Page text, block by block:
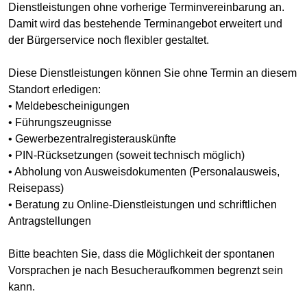
Dienstleistungen ohne vorherige Terminvereinbarung an.
Damit wird das bestehende Terminangebot erweitert und
der Bürgerservice noch flexibler gestaltet.
Diese Dienstleistungen können Sie ohne Termin an diesem
Standort erledigen:
• Meldebescheinigungen
• Führungszeugnisse
• Gewerbezentralregisterauskünfte
• PIN-Rücksetzungen (soweit technisch möglich)
• Abholung von Ausweisdokumenten (Personalausweis,
Reisepass)
• Beratung zu Online-Dienstleistungen und schriftlichen
Antragstellungen
Bitte beachten Sie, dass die Möglichkeit der spontanen
Vorsprachen je nach Besucheraufkommen begrenzt sein
kann.